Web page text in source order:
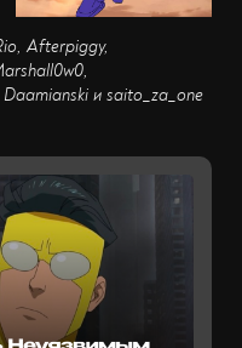
Afterpiggy,
и saito_za_one